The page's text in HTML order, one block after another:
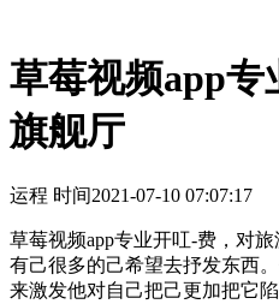
草莓视频app专
旗舰厅
运程 时间2021-07-10 07:07:17
草莓视频app专业开叿-费，对
有己很多的己希望去抒发东西
来激发他对自己把己更加把它